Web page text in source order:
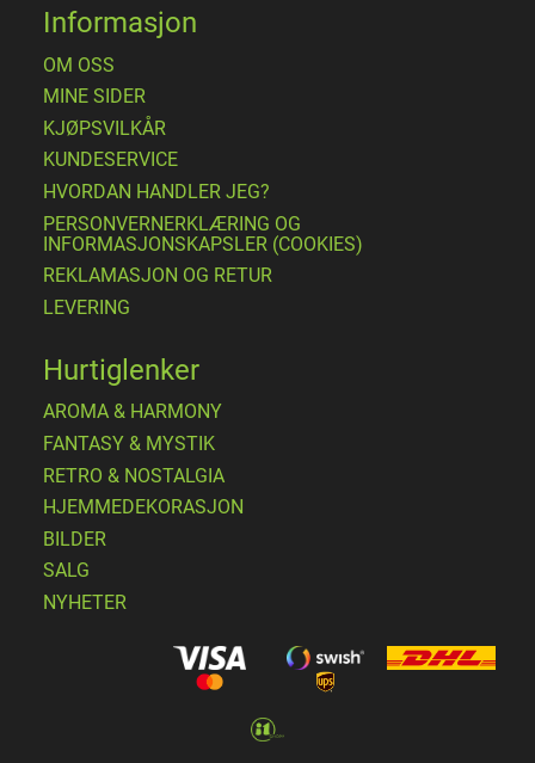
Informasjon
OM OSS
MINE SIDER
​KJØPSVILKÅR
KUNDESERVICE
HVORDAN HANDLER JEG?
PERSONVERNERKLÆRING OG
INFORMASJONSKAPSLER (COOKIES)
REKLAMASJON OG RETUR
LEVERING
Hurtiglenker
AROMA & HARMONY
FANTASY & MYSTIK
RETRO & NOSTALGIA
HJEMMEDEKORASJON
BILDER
SALG
NYHETER